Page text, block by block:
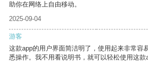
助你在网络上自由移动。
2025-09-04
游客
这款app的用户界面简洁明了，使用起来非常容
悉操作。我不用看说明书，就可以轻松使用这款